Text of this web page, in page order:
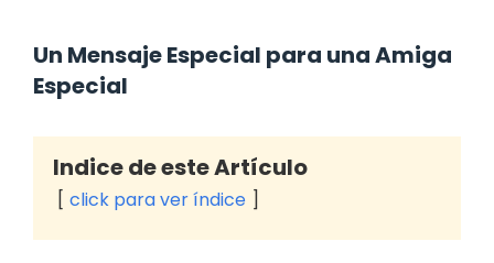
Un Mensaje Especial para una Amiga
Especial
Indice de este Artículo
click para ver índice